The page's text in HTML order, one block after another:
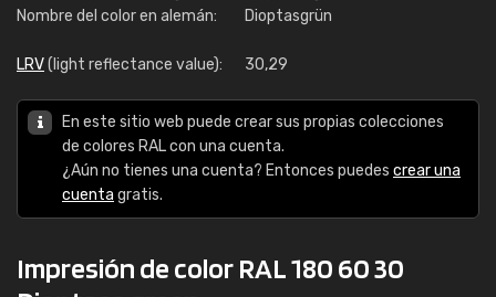
Nombre del color en alemán:
Dioptasgrün
LRV(light reflectance value): 30,29
En este sitio web puede crear sus propias colecciones
de colores RAL con una cuenta.
¿Aún no tienes una cuenta? Entonces puedes crear una
cuenta gratis.
Impresión de color RAL 180 60 30